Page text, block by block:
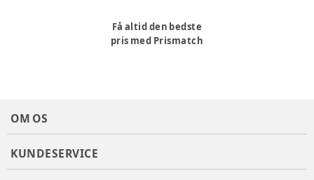
Få altid den bedste
pris med Prismatch
OM OS
KUNDESERVICE